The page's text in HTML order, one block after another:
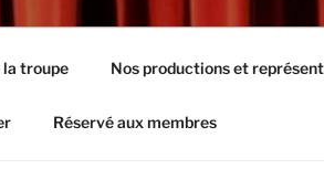
la troupe Nos productions et
Réservé aux membres